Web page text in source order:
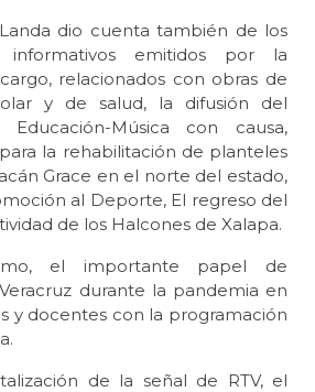
dio cuenta también de los
informativos emitidos por la
relacionados con obras de
y de salud, la difusión del
Música con causa,
la rehabilitación de planteles
Grace en el norte del estado,
al Deporte, El regreso del
de los Halcones de Xalapa.
el importante papel de
durante la pandemia en
y docentes con la programación
de la señal de RTV, el